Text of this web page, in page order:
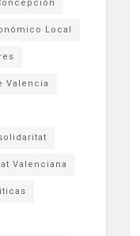
Local
Valencia
Valenciana